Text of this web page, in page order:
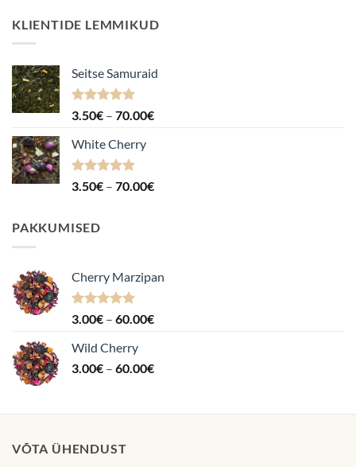
KLIENTIDE LEMMIKUD
Seitse Samuraid
Hinnanguga
3.50€ – 70.00€Hinnavahemik:
White Cherry
Hinnanguga
3.50€ – 70.00€Hinnavahemik:
PAKKUMISED
Cherry Marzipan
Hinnanguga
3.00€ – 60.00€Hinnavahemik:
60.00€
Wild Cherry
3.00€ – 60.00€Hinnavahemik:
60.00€
VÕTA ÜHENDUST